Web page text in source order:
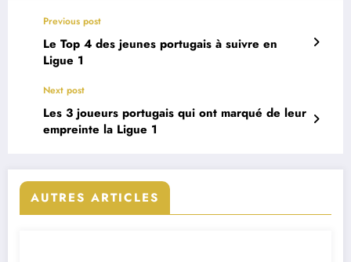
Previous post
Le Top 4 des jeunes portugais à suivre en
Ligue 1
Next post
Les 3 joueurs portugais qui ont marqué de leur
empreinte la Ligue 1
AUTRES ARTICLES